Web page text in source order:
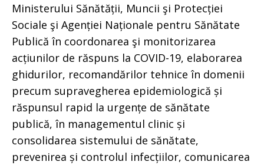
Ministerului Sănătății, Muncii şi Protecției
Sociale şi Agenției Naționale pentru Sănătate
Publică în coordonarea şi monitorizarea
acțiunilor de răspuns la COVID-19, elaborarea
ghidurilor, recomandărilor tehnice în domenii
precum supravegherea epidemiologică și
răspunsul rapid la urgențe de sănătate
publică, în managementul clinic și
consolidarea sistemului de sănătate,
prevenirea și controlul infecțiilor, comunicarea